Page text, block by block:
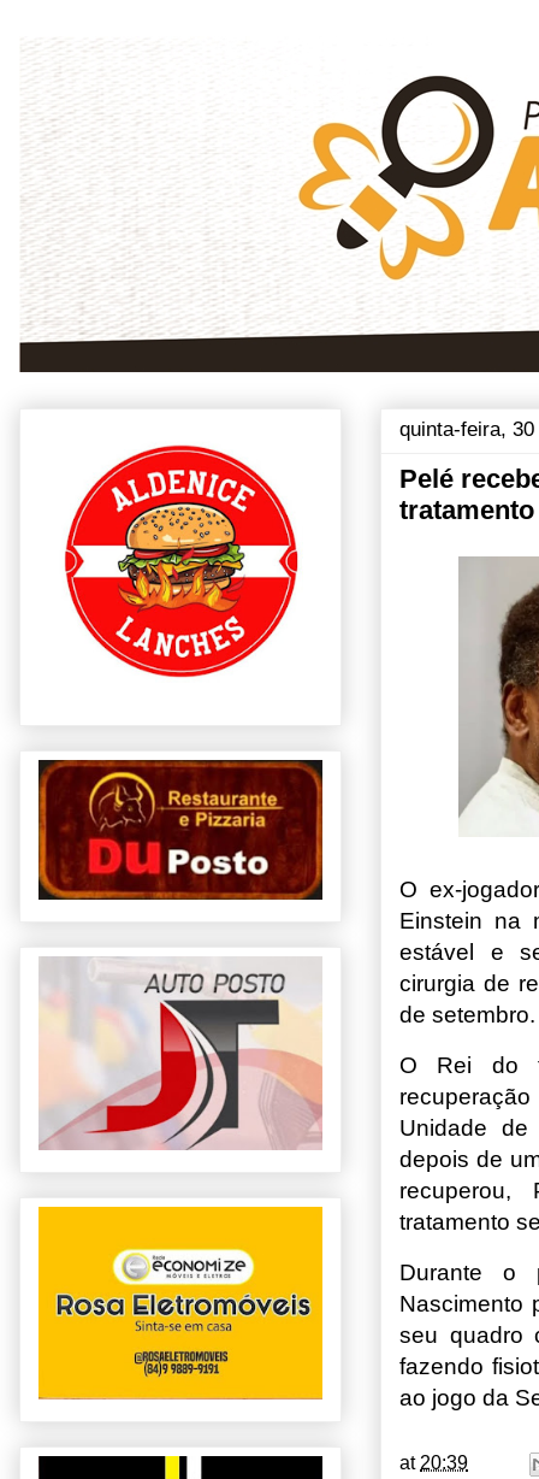
quinta-feira,
Pelé
O ex-
Einstein na
estável e
cirurgia de
de setembro.
O Rei do
Unidade
depois de
tratamento
Durante o
Nascimento
seu quadro
fazendo
ao jogo da
at 20:39